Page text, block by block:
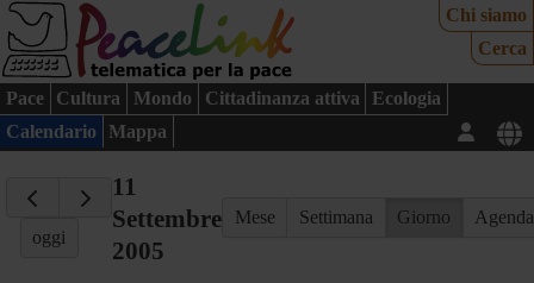
Chi siamo
Cerca
Pace Cultura Mondo Cittadinanza attiva
Ecologia
Calendario
Mappa
oggi
11
Settembre
2005
Mese Settimana Giorno Agenda